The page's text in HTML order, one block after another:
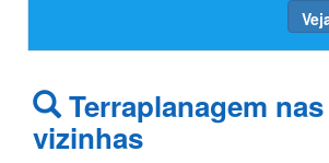
Terraplanagem
vizinhas